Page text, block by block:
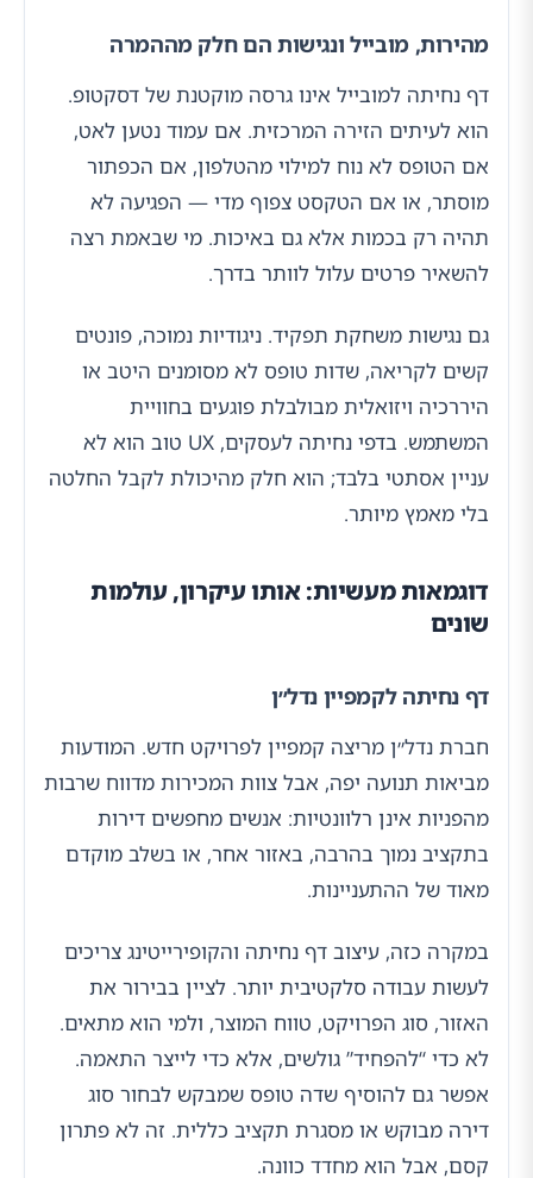
מהירות, מובייל ונגישות הם חלק מההמרה
דף נחיתה למובייל אינו גרסה מוקטנת של דסקטופ.
הוא לעיתים הזירה המרכזית. אם עמוד נטען לאט,
אם הטופס לא נוח למילוי מהטלפון, אם הכפתור
מוסתר, או אם הטקסט צפוף מדי — הפגיעה לא
תהיה רק בכמות אלא גם באיכות. מי שבאמת רצה
להשאיר פרטים עלול לוותר בדרך.
גם נגישות משחקת תפקיד. ניגודיות נמוכה, פונטים
קשים לקריאה, שדות טופס לא מסומנים היטב או
היררכיה ויזואלית מבולבלת פוגעים בחוויית
המשתמש. בדפי נחיתה לעסקים, UX טוב הוא לא
עניין אסתטי בלבד; הוא חלק מהיכולת לקבל החלטה
בלי מאמץ מיותר.
דוגמאות מעשיות: אותו עיקרון, עולמות
שונים
דף נחיתה לקמפיין נדל״ן
חברת נדל״ן מריצה קמפיין לפרויקט חדש. המודעות
מביאות תנועה יפה, אבל צוות המכירות מדווח שרבות
מהפניות אינן רלוונטיות: אנשים מחפשים דירות
בתקציב נמוך בהרבה, באזור אחר, או בשלב מוקדם
מאוד של ההתעניינות.
במקרה כזה, עיצוב דף נחיתה והקופירייטינג צריכים
לעשות עבודה סלקטיבית יותר. לציין בבירור את
האזור, סוג הפרויקט, טווח המוצר, ולמי הוא מתאים.
לא כדי “להפחיד” גולשים, אלא כדי לייצר התאמה.
אפשר גם להוסיף שדה טופס שמבקש לבחור סוג
דירה מבוקש או מסגרת תקציב כללית. זה לא פתרון
קסם, אבל הוא מחדד כוונה.